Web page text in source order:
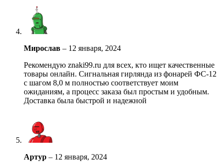
Мирослав – 12 января, 2024
Рекомендую znaki99.ru для всех, кто ищет качественные
товары онлайн. Сигнальная гирлянда из фонарей ФС-12
с шагом 8,0 м полностью соответствует моим
ожиданиям, а процесс заказа был простым и удобным.
Доставка была быстрой и надежной
Артур – 12 января, 2024